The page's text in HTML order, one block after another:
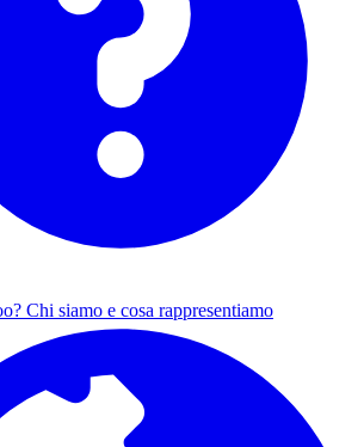
Chi siamo e cosa rappresentiamo